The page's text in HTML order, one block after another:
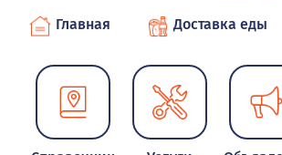
Главная Доставка еды